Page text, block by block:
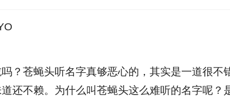
？苍蝇头听名字真够恶心的，其实是一道很不
还不赖。为什么叫苍蝇头这么难听的名字呢？